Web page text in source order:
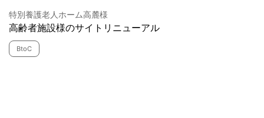
特別養護老人ホーム高麓様
高齢者施設様のサイトリニューアル
BtoC